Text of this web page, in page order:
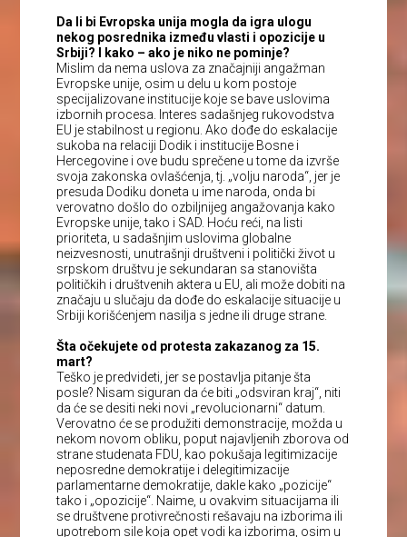
Da li bi Evropska unija mogla da igra ulogu
nekog posrednika između vlasti i opozicije u
Srbiji? I kako – ako je niko ne pominje?
Mislim da nema uslova za značajniji angažman
Evropske unije, osim u delu u kom postoje
specijalizovane institucije koje se bave uslovima
izbornih procesa. Interes sadašnjeg rukovodstva
EU je stabilnost u regionu. Ako dođe do eskalacije
sukoba na relaciji Dodik i institucije Bosne i
Hercegovine i ove budu sprečene u tome da izvrše
svoja zakonska ovlašćenja, tj. „volju naroda“, jer je
presuda Dodiku doneta u ime naroda, onda bi
verovatno došlo do ozbiljnijeg angažovanja kako
Evropske unije, tako i SAD. Hoću reći, na listi
prioriteta, u sadašnjim uslovima globalne
neizvesnosti, unutrašnji društveni i politički život u
srpskom društvu je sekundaran sa stanovišta
političkih i društvenih aktera u EU, ali može dobiti na
značaju u slučaju da dođe do eskalacije situacije u
Srbiji korišćenjem nasilja s jedne ili druge strane.
Šta očekujete od protesta zakazanog za 15.
mart?
Teško je predvideti, jer se postavlja pitanje šta
posle? Nisam siguran da će biti „odsviran kraj“, niti
da će se desiti neki novi „revolucionarni“ datum.
Verovatno će se produžiti demonstracije, možda u
nekom novom obliku, poput najavljenih zborova od
strane studenata FDU, kao pokušaja legitimizacije
neposredne demokratije i delegitimizacije
parlamentarne demokratije, dakle kako „pozicije“
tako i „opozicije“. Naime, u ovakvim situacijama ili
se društvene protivrečnosti rešavaju na izborima ili
upotrebom sile koja opet vodi ka izborima, osim u